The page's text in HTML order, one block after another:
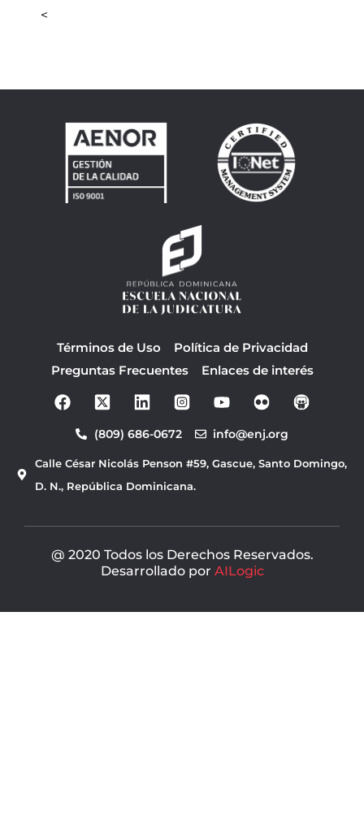
<
Términos de Uso
Política de Privacidad
Preguntas Frecuentes
Enlaces de interés
F
a
b
o
o
o
t
b
(809) 686-0672 info@enj.org
Calle César Nicolás Penson #59, Gascue, Santo Domingo,
D. N., República Dominicana.
@ 2020 Todos los Derechos Reservados.
Desarrollado por AILogic